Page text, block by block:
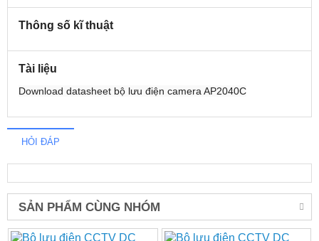
Thông số kĩ thuật
Tài liệu
Download datasheet bộ lưu điện camera AP2040C
HỎI ĐÁP
SẢN PHẨM CÙNG NHÓM